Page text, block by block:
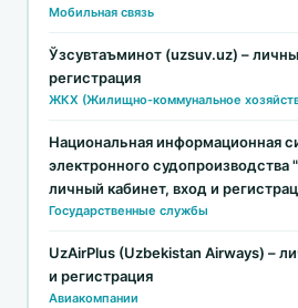
Мобильная связь
Ўзсувтаъминот (uzsuv.uz) –
регистрация
ЖКХ (Жилищно-коммунальное
Национальная информационная
электронного судопроизводства
личный кабинет, вход и
Государственные службы
UzAirPlus (Uzbekistan Airways) –
и регистрация
Авиакомпании